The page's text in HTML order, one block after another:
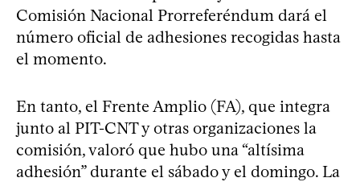
Comisión Nacional Prorreferéndum dará el
número oficial de adhesiones recogidas hasta
el momento.
En tanto, el Frente Amplio (FA), que integra
junto al PIT-CNT y otras organizaciones la
comisión, valoró que hubo una “altísima
adhesión” durante el sábado y el domingo. La